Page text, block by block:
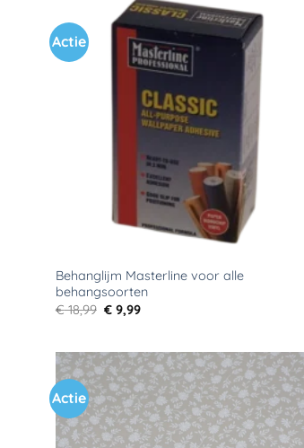
Actie
Toevoegen
verlanglijst
Behanglijm Masterline voor alle
behangsoorten
€18,99 Oorspronkelijke
€ 9,99Huidige
Actie
Toevoegen
aan
verlanglijst